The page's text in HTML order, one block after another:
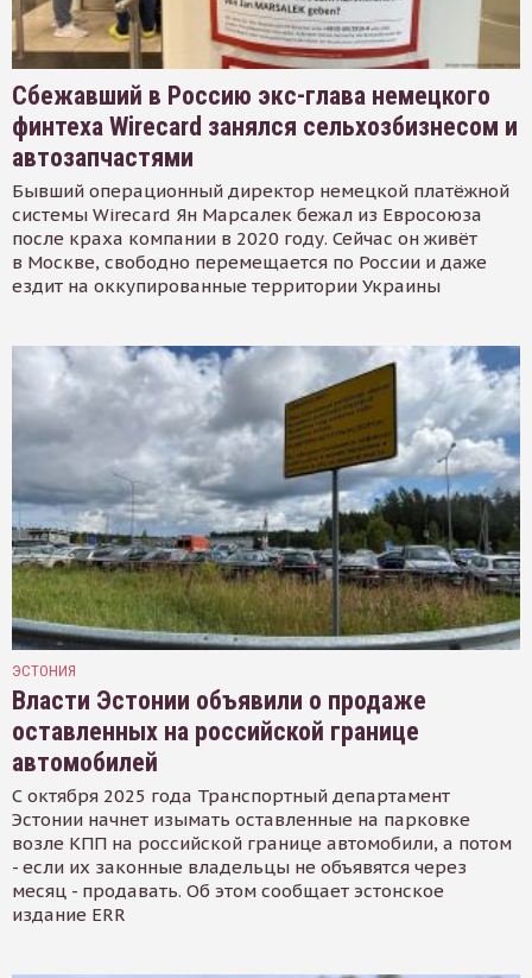
Сбежавший в Россию экс-глава немецкого
финтеха Wirecard занялся сельхозбизнесом и
автозапчастями
Бывший операционный директор немецкой платёжной
системы Wirecard Ян Марсалек бежал из Евросоюза
после краха компании в 2020 году. Сейчас он живёт
в Москве, свободно перемещается по России и даже
ездит на оккупированные территории Украины
ЭСТОНИЯ
Власти Эстонии объявили о продаже
оставленных на российской границе
автомобилей
С октября 2025 года Транспортный департамент
Эстонии начнет изымать оставленные на парковке
возле КПП на российской границе автомобили, а потом
- если их законные владельцы не объявятся через
месяц - продавать. Об этом сообщает эстонское
издание ERR